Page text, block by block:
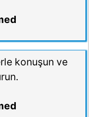
konuşun ve